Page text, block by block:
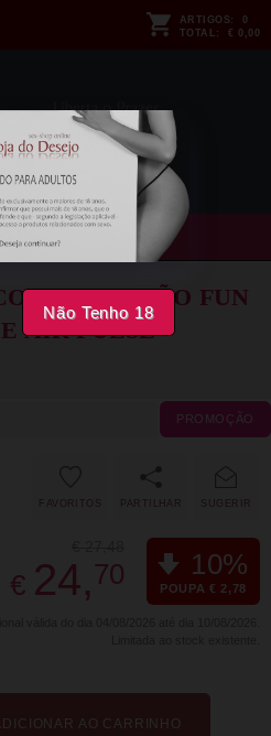
Não Tenho 18
ARTIGOS:
0
TOTAL: € 0,00
VIBRAÇÃO FUN
AIR PULSE
PROMOÇÃO
SUGERIR
FAVORITOS
€ 24, 70 10%
POUPA € 2,78
AO CARRINHO